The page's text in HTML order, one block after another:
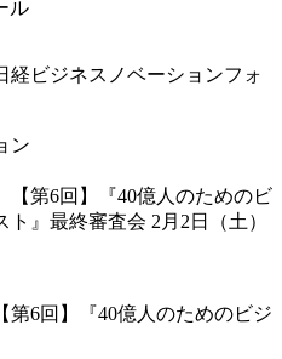
経ビジネスノベーションフォ
ン
第6回】『40億人のためのビジ